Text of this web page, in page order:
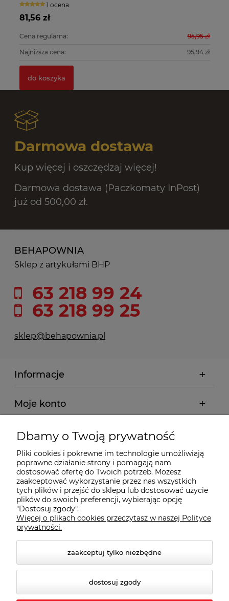
1 ocena
81,56 zł
Cena regularna: 95,95 zł
Najniższa cena: 95,94 zł
do koszyka
Darmowa dostawa
Kup więcej i oszczędzaj więcej!
Darmowa dostawa (Paczkomaty InPost)
już od 500,00 zł.
BEHAPOWNIA
Sklep z artykułami BHP
63 218 99 24
63 218 99 25
sklep@behapownia.pl
Informacje
Moje konto
Płatności i dostawa
Wybrane Kategorie
Wybrane Marki
Wiedza o BHP
Dbamy o Twoją prywatność
Pliki cookies i pokrewne im technologie umożliwiają
poprawne działanie strony i pomagają nam
dostosować ofertę do Twoich potrzeb. Możesz
zaakceptować wykorzystanie przez nas wszystkich
tych plików i przejść do sklepu lub dostosować użycie
plików do swoich preferencji, wybierając opcję
"Dostosuj zgody".
Więcej o plikach cookies przeczytasz w naszej Polityce
prywatności.
zaakceptuj tylko niezbędne
dostosuj zgody